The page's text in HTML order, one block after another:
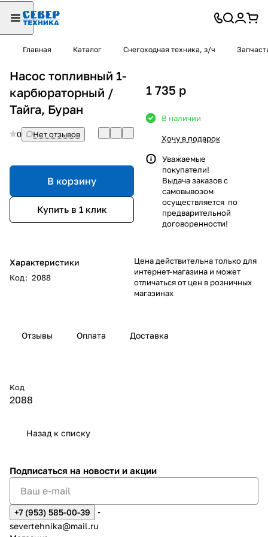
Главная Каталог Снегоходная техника, з/ч
Насос топливный 1-
карбюраторный /
Тайга, Буран
0 Нет отзывов
В корзину
Купить в 1 клик
Характеристики
Код: 2088
1 735 p
В наличии
Хочу в подарок
Уважаемые
покупатели!
Выдача заказов с
самовывозом
осуществляется по
предварительной
договоренности!
Цена действительна только для
интернет-магазина и может
отличаться от цен в розничных
магазинах
Отзывы Оплата Доставка
Код
2088
Назад к списку
Подписаться на новости и акции
+7 (953) 585-00-39
severtehnika@mail.ru